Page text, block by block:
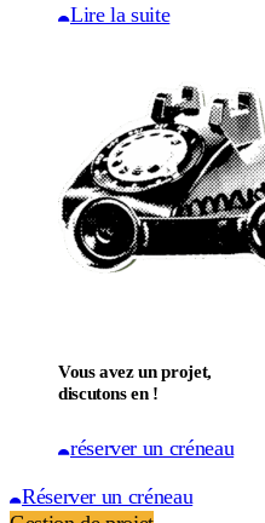
Lire la suite
Vous avez un projet,
discutons en !
réserver un créneau
Réserver un créneau